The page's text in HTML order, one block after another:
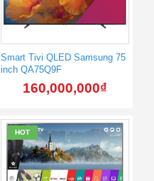
Smart Tivi QLED Samsung 75
inch QA75Q9F
160,000,000₫
HOT